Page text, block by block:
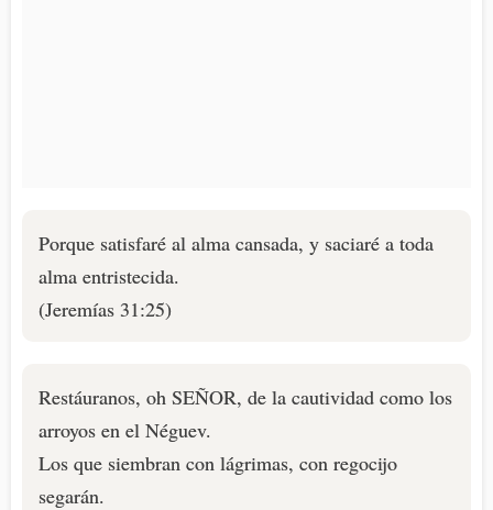
Porque satisfaré al alma cansada, y saciaré a toda
alma entristecida.
(Jeremías 31:25)
Restáuranos, oh SEÑOR, de la cautividad como los
arroyos en el Néguev.
Los que siembran con lágrimas, con regocijo
segarán.